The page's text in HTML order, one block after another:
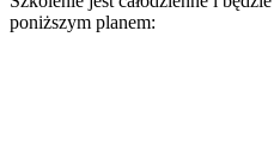
poniższym planem: